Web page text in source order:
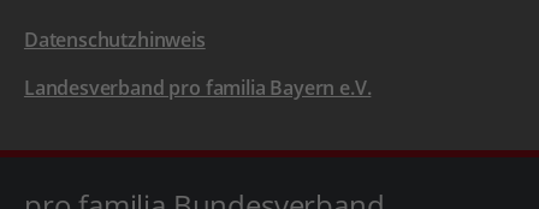
Datenschutzhinweis
Landesverband pro familia Bayern e.V.